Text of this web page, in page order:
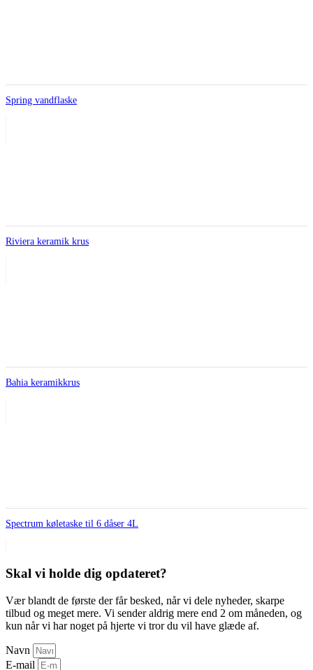
Spring vandflaske
Riviera keramik krus
Bahia keramikkrus
Spectrum køletaske til 6 dåser 4L
Skal vi holde dig opdateret?
Vær blandt de første der får besked, når vi dele nyheder, skarpe
tilbud og meget mere. Vi sender aldrig mere end 2 om måneden, og
kun når vi har noget på hjerte vi tror du vil have glæde af.
Navn
E-mail